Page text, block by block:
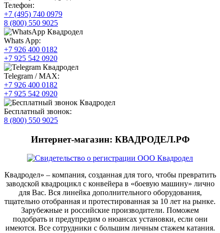
Телефон:
+7 (495) 740 0979
8 (800) 550 9025
Whats App:
+7 926 400 0182
+7 925 542 0920
Telegram / MAX:
+7 926 400 0182
+7 925 542 0920
Бесплатный звонок:
8 (800) 550 9025
Интернет-магазин: КВАДРОДЕЛ.РФ
Квадродел» – компания, созданная для того, чтобы превратить
заводской квадроцикл с конвейера в «боевую машину» лично
для Вас. Вся линейка дополнительного оборудования,
тщательно отобранная и протестированная за 10 лет на рынке.
Зарубежные и российские производители. Поможем
подобрать и предупредим о нюансах установки, если они
имеются. Все сотрудники с большим личным стажем катания.